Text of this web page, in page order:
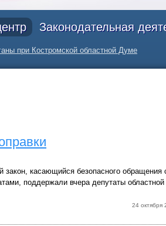
Законодательная
при Костромской областной Думе
касающийся безопасного обращения
поддержали вчера депутаты
24 октября